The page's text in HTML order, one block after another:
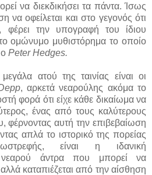
να διεκδικήσει τα πάντα. Ίσως
να οφείλεται και στο γεγονός ότι
φέρει την υπογραφή του ίδιου
ομώνυμο μυθιστόρημα το οποίο
Peter Hedges.
ατού της ταινίας είναι οι
, αρκετά νεαρούλης ακόμα το
φορά ότι είχε κάθε δικαίωμα να
ένας από τους καλύτερους
φέρνοντας αυτή την επιβεβαίωση
απλά το ιστορικό της πορείας
είναι η ιδανική
άντρα που μπορεί να
καταπιέζεται από την αίσθηση